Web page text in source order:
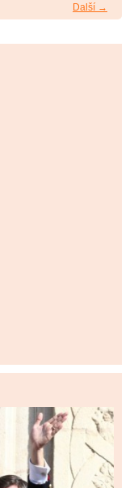
Další →